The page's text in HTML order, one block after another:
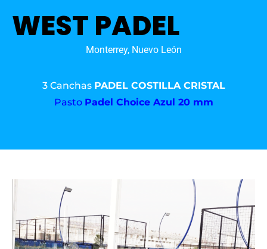
WEST PADEL
Monterrey, Nuevo León
3 Canchas PADEL COSTILLA CRISTAL
Pasto Padel Choice Azul 20 mm